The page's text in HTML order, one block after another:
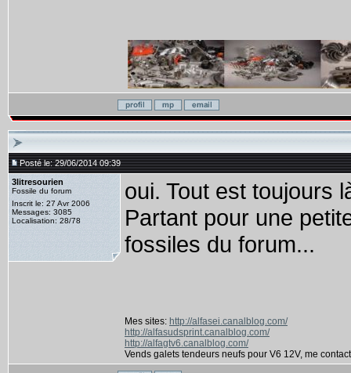
Posté le: 29/06/2014 09:39
3litresourien
Fossile du forum
Inscrit le: 27 Avr 2006
Messages: 3085
Localisation: 28/78
oui. Tout est toujours
Partant pour une
fossiles du forum...
Mes sites: http://alfasei.canalblog.com/
http://alfasudsprint.canalblog.com/
http://alfagtv6.canalblog.com/
Vends galets tendeurs neufs pour V6 12V, me